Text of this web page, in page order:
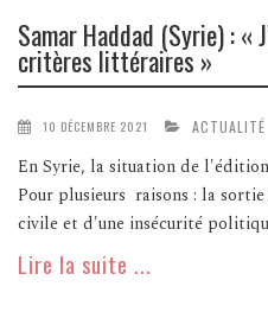
Samar Haddad (Syrie) : «
critères littéraires »
10 DÉCEMBRE 2021 ACTUALITÉ
En Syrie, la situation de
Pour plusieurs raisons : la
civile et d'une insécurité
Lire la suite ...